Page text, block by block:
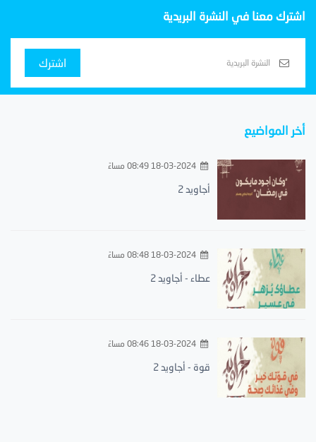
اشترك معنا في النشرة البريدية
اشترك
أخر المواضيع
18-03-2024 08:49 مساءً
أجاويد 2
18-03-2024 08:48 مساءً
عطاء - أجاويد 2
18-03-2024 08:46 مساءً
قوة - أجاويد 2